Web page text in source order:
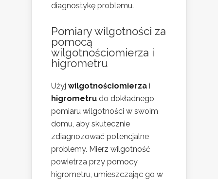
diagnostykę problemu.
Pomiary wilgotności za
pomocą
wilgotnościomierza i
higrometru
Użyj wilgotnościomierza i
higrometru do dokładnego
pomiaru wilgotności w swoim
domu, aby skutecznie
zdiagnozować potencjalne
problemy. Mierz wilgotność
powietrza przy pomocy
higrometru, umieszczając go w